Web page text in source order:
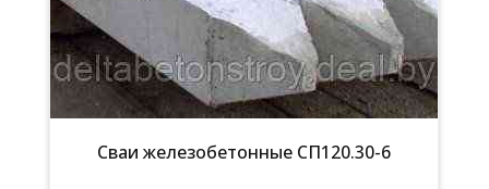
Сваи железобетонные СП120.30-6